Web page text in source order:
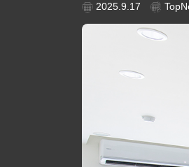
2025.9.17